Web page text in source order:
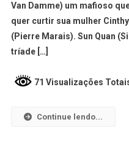
Van Damme) um mafioso
quer curtir sua mulher
(Pierre Marais). Sun Quan
tríade […]
71 Visualizações
Continue lendo...